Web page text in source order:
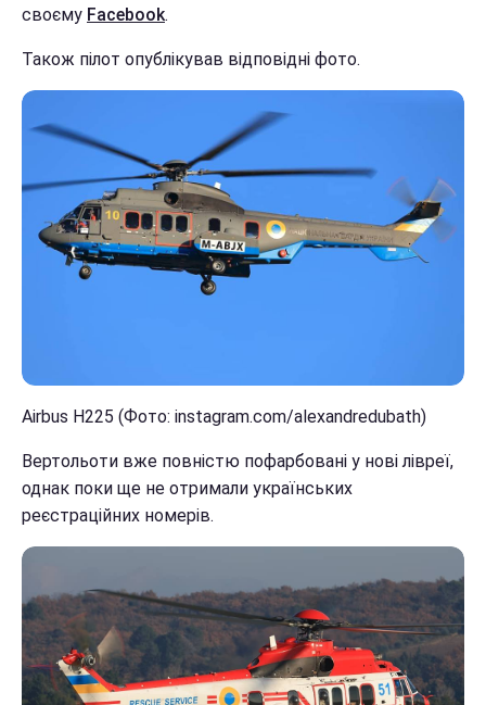
своєму Facebook.
Також пілот опублікував відповідні фото.
Airbus H225 (Фото: instagram.com/alexandredubath)
Вертольоти вже повністю пофарбовані у нові лівреї,
однак поки ще не отримали українських
реєстраційних номерів.